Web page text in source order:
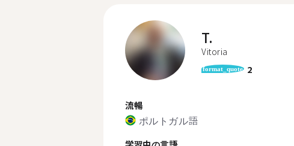
T.
Vitoria
format_quote 2
流暢
ポルトガル語